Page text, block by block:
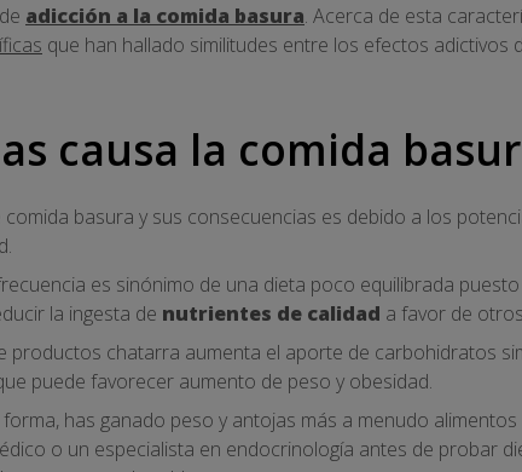
adicción a la comida basura. Acerca de esta
que han hallado similitudes entre los efectos adictivos
causa la comida
basura y sus consecuencias es debido a los
es sinónimo de una dieta poco equilibrada
la ingesta de nutrientes de calidad a favor de
productos chatarra aumenta el aporte de carbohidratos
puede favorecer aumento de peso y obesidad.
has ganado peso y antojas más a menudo
o un especialista en endocrinología antes de probar